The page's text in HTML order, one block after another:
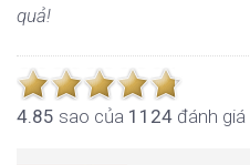
quả!
4.85 sao của 1124 đánh giá